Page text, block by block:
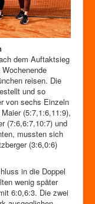
dem Auftaktsieg
reisen. Die
und so
von sechs Einzeln
(5:7,1:6,11:9),
(7:6,6:7,10:7) und
mussten sich
(3:6,0:6)
in die Doppel
wenig später
6:0,6:3. Die zwei